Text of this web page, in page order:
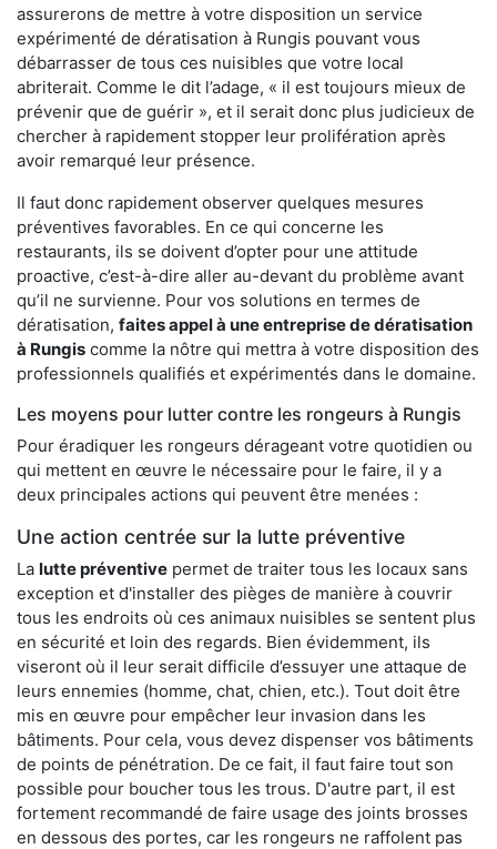
assurerons de mettre à votre disposition un service
expérimenté de dératisation à Rungis pouvant vous
débarrasser de tous ces nuisibles que votre local
abriterait. Comme le dit l’adage, « il est toujours mieux de
prévenir que de guérir », et il serait donc plus judicieux de
chercher à rapidement stopper leur prolifération après
avoir remarqué leur présence.
Il faut donc rapidement observer quelques mesures
préventives favorables. En ce qui concerne les
restaurants, ils se doivent d’opter pour une attitude
proactive, c’est-à-dire aller au-devant du problème avant
qu’il ne survienne. Pour vos solutions en termes de
dératisation, faites appel à une entreprise de dératisation
à Rungis comme la nôtre qui mettra à votre disposition des
professionnels qualifiés et expérimentés dans le domaine.
Les moyens pour lutter contre les rongeurs à Rungis
Pour éradiquer les rongeurs dérageant votre quotidien ou
qui mettent en œuvre le nécessaire pour le faire, il y a
deux principales actions qui peuvent être menées :
Une action centrée sur la lutte préventive
La lutte préventive permet de traiter tous les locaux sans
exception et d'installer des pièges de manière à couvrir
tous les endroits où ces animaux nuisibles se sentent plus
en sécurité et loin des regards. Bien évidemment, ils
viseront où il leur serait difficile d’essuyer une attaque de
leurs ennemies (homme, chat, chien, etc.). Tout doit être
mis en œuvre pour empêcher leur invasion dans les
bâtiments. Pour cela, vous devez dispenser vos bâtiments
de points de pénétration. De ce fait, il faut faire tout son
possible pour boucher tous les trous. D'autre part, il est
fortement recommandé de faire usage des joints brosses
en dessous des portes, car les rongeurs ne raffolent pas